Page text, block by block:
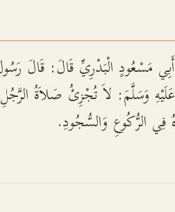
مَسْعُودٍ الْبَدْرِيِّ قَالَ: قَالَ
عَلَيْهِ وَسَلَّمَ: لاَ تُجْزِئُ صَلاَةُ
فِي الرُّكُوعِ وَالسُّجُودِ.